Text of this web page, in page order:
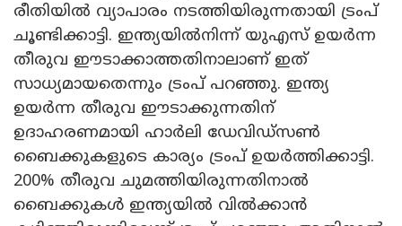
രീതിയിൽ വ്യാപാരം നടത്തിയിരുന്നതായി ട്രംപ്
ചൂണ്ടിക്കാട്ടി. ഇന്ത്യയിൽനിന്ന് യുഎസ് ഉയർന്ന
തീരുവ ഈടാക്കാത്തതിനാലാണ് ഇത്
സാധ്യമായതെന്നും ട്രംപ് പറഞ്ഞു. ഇന്ത്യ
ഉയർന്ന തീരുവ ഈടാക്കുന്നതിന്
ഉദാഹരണമായി ഹാർലി ഡേവിഡ്‌സൺ
ബൈക്കുകളുടെ കാര്യം ട്രംപ് ഉയർത്തിക്കാട്ടി.
200% തീരുവ ചുമത്തിയിരുന്നതിനാൽ
ബൈക്കുകൾ ഇന്ത്യയിൽ വിൽക്കാൻ